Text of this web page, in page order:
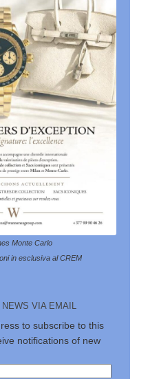
Monte Carlo
in esclusiva al CREM
VIA EMAIL
to subscribe to this
notifications of new